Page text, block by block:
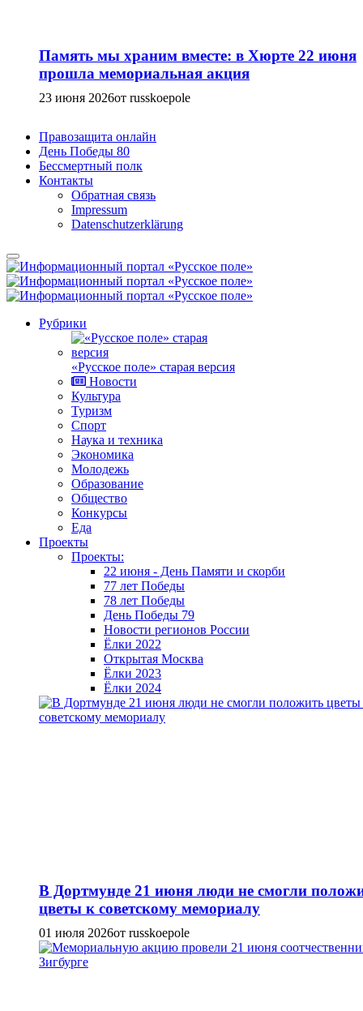
Память мы храним вместе: в Хюрте 22 июня
прошла мемориальная акция
23 июня 2026от russkoepole
Правозащита онлайн
День Победы 80
Бессмертный полк
Контакты
Обратная связь
Impressum
Datenschutzerklärung
Рубрики
«Русское поле» старая версия
Новости
Культура
Туризм
Спорт
Наука и техника
Экономика
Молодежь
Образование
Общество
Конкурсы
Еда
Проекты
Проекты:
22 июня - День Памяти и скорби
77 лет Победы
78 лет Победы
День Победы 79
Новости регионов России
Ёлки 2022
Открытая Москва
Ёлки 2023
Ёлки 2024
В Дортмунде 21 июня люди не смогли
цветы к советскому мемориалу
01 июля 2026от russkoepole